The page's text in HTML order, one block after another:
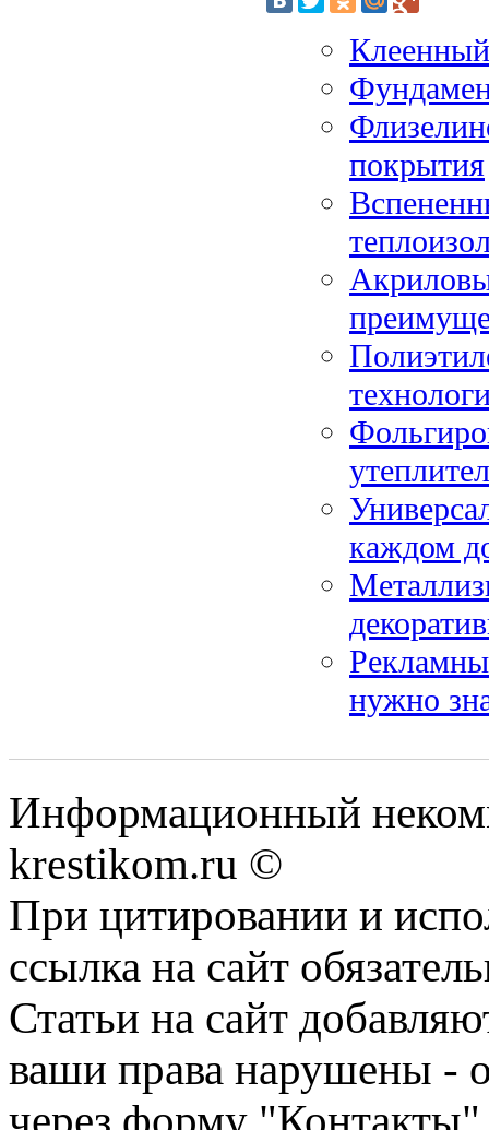
покрытия
каждом
нужно
Информационный
krestikom.ru ©
При цитировании и
ссылка на сайт
Статьи на сайт
ваши права нарушены -